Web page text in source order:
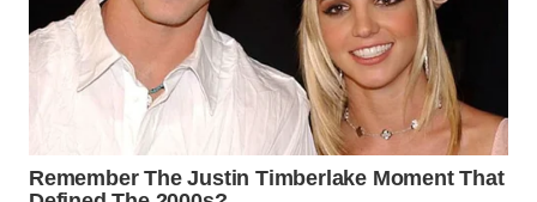
Group
WAHANA
NEWS
WAHANA
TANI